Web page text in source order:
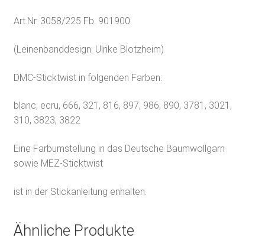
Art.Nr. 3058/225 Fb. 901900
(Leinenbanddesign: Ulrike Blotzheim)
DMC-Sticktwist in folgenden Farben:
blanc, ecru, 666, 321, 816, 897, 986, 890, 3781, 3021,
310, 3823, 3822
Eine Farbumstellung in das Deutsche Baumwollgarn
sowie MEZ-Sticktwist
ist in der Stickanleitung enhalten.
Ähnliche Produkte